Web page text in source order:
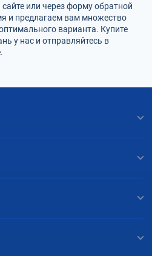
или через форму обратной
и предлагаем вам множество
варианта. Купите
у нас и отправляйтесь в